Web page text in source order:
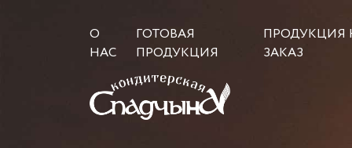
О
НАС
ГОТОВАЯ
ПРОДУКЦИЯ
ПРОДУКЦИЯ
ЗАКАЗ